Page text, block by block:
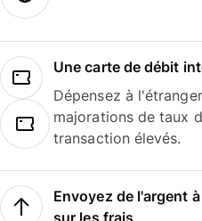
Une carte de débit
Dépensez à
majorations de taux
transaction élevés.
Envoyez de l'argent